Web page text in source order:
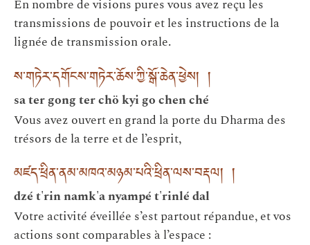
En nombre de visions pures vous avez reçu les
transmissions de pouvoir et les instructions de la
lignée de transmission orale.
ས་གཏེར་དགོངས་གཏེར་ཆོས་ཀྱི་སྒོ་ཆེན་ཕྱེས། །
sa ter gong ter chö kyi go chen ché
Vous avez ouvert en grand la porte du Dharma des
trésors de la terre et de l’esprit,
མཛད་ཕྲིན་ནམ་མཁའ་མཉམ་པའི་ཕྲིན་ལས་བརྡལ། །
dzé t'rin namk'a nyampé t'rinlé dal
Votre activité éveillée s’est partout répandue, et vos
actions sont comparables à l’espace :